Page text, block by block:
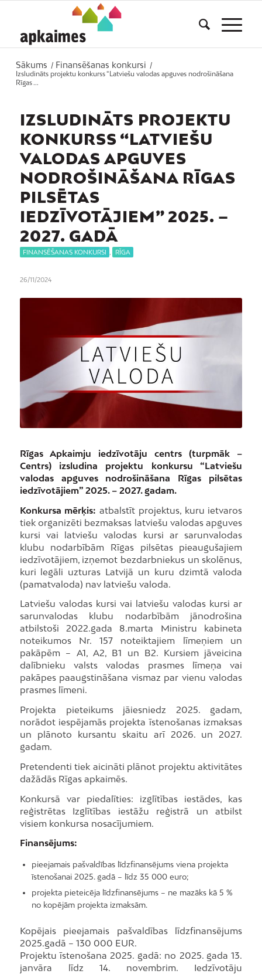
Sākums / Finansēšanas konkursi
/
Izsludināts projektu konkurss “Latviešu valodas apguves nodrošināšana
Rīgas ...
IZSLUDINĀTS PROJEKTU
KONKURSS “LATVIEŠU
VALODAS APGUVES
NODROŠINĀŠANA RĪGAS
PILSĒTAS
IEDZĪVOTĀJIEM” 2025. –
2027. GADĀ
FINANSĒŠANAS KONKURSI RĪGA
26/11/2024
Rīgas Apkaimju iedzīvotāju centrs (turpmāk –
Centrs) izsludina projektu konkursu “Latviešu
valodas apguves nodrošināšana Rīgas pilsētas
iedzīvotājiem” 2025. – 2027. gadam.
Konkursa mērķis: atbalstīt projektus, kuru ietvaros
tiek organizēti bezmaksas latviešu valodas apguves
kursi vai latviešu valodas kursi ar sarunvalodas
klubu nodarbībām Rīgas pilsētas pieaugušajiem
iedzīvotājiem, izņemot bezdarbniekus un skolēnus,
kuri legāli uzturas Latvijā un kuru dzimtā valoda
(pamatvaloda) nav latviešu valoda.
Latviešu valodas kursi vai latviešu valodas kursi ar
sarunvalodas klubu nodarbībām jānodrošina
atbilstoši 2022.gada 8.marta Ministru kabineta
noteikumos Nr. 157 noteiktajiem līmeņiem un
pakāpēm – A1, A2, B1 un B2. Kursiem jāveicina
dalībnieku valsts valodas prasmes līmeņa vai
pakāpes paaugstināšana vismaz par vienu valodas
prasmes līmeni.
Projekta pieteikums jāiesniedz 2025. gadam,
norādot iespējamās projekta īstenošanas izmaksas
un plānoto kursantu skaitu arī 2026. un 2027.
gadam.
Pretendenti tiek aicināti plānot projektu aktivitātes
dažādās Rīgas apkaimēs.
Konkursā var piedalīties: izglītības iestādes, kas
reģistrētas Izglītības iestāžu reģistrā un atbilst
visiem konkursa nosacījumiem.
Finansējums:
pieejamais pašvaldības līdzfinansējums viena projekta
īstenošanai 2025. gadā – līdz 35 000 euro;
projekta pieteicēja līdzfinansējums – ne mazāks kā 5 %
no kopējām projekta izmaksām.
Kopējais pieejamais pašvaldības līdzfinansējums
2025.gadā – 130 000 EUR.
Projektu īstenošana 2025. gadā: no 2025. gada 13.
janvāra līdz 14. novembrim. Iedzīvotāju